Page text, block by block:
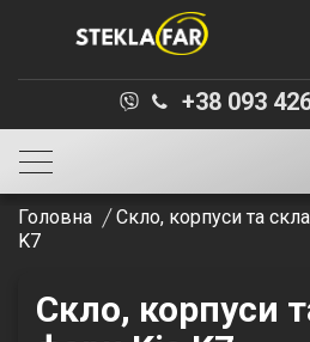
+38 093
Головна Скло, корпуси та
K7
Скло, корпуси